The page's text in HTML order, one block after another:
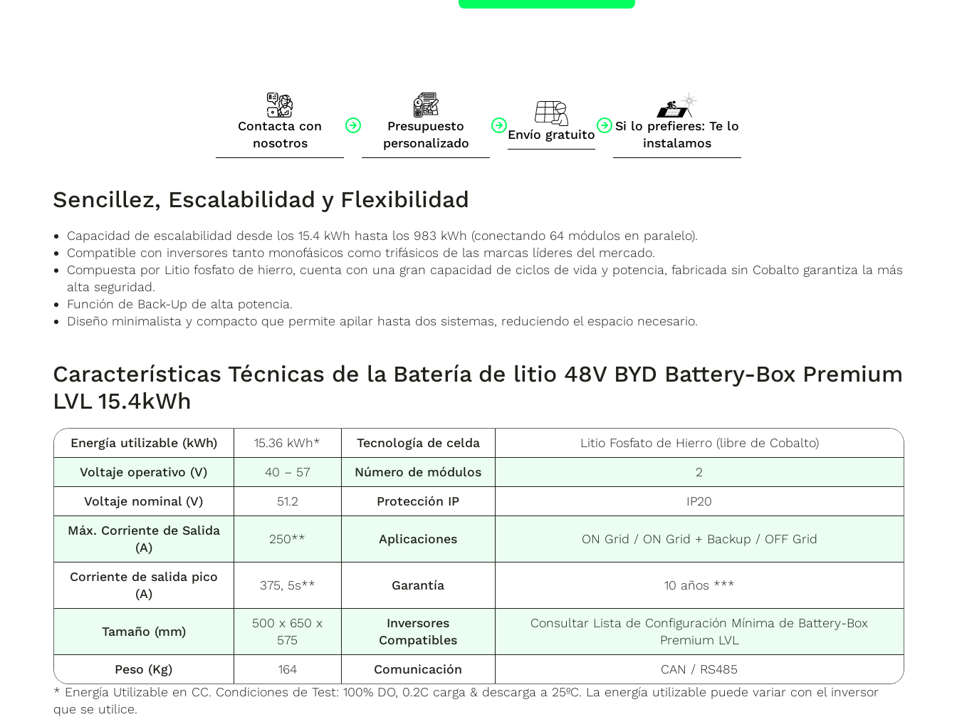
Contacta con
nosotros
Presupuesto
personalizado
Envío gratuito
Si lo prefieres: Te lo
instalamos
Sencillez, Escalabilidad y Flexibilidad
Capacidad de escalabilidad desde los 15.4 kWh hasta los 983 kWh (conectando 64 módulos en paralelo).
Compatible con inversores tanto monofásicos como trifásicos de las marcas líderes del mercado.
Compuesta por Litio fosfato de hierro, cuenta con una gran capacidad de ciclos de vida y potencia, fabricada sin Cobalto garantiza la más
alta seguridad.
Función de Back-Up de alta potencia.
Diseño minimalista y compacto que permite apilar hasta dos sistemas, reduciendo el espacio necesario.
Características Técnicas de la Batería de litio 48V BYD Battery-Box Premium
LVL 15.4kWh
Energía utilizable (kWh) 15.36 kWh* Tecnología de celda
Litio Fosfato de Hierro (libre de Cobalto)
Voltaje operativo (V)
40 – 57 Número de módulos
2
Voltaje nominal (V)
51.2 Protección IP
IP20
Máx. Corriente de Salida
(A)
250** Aplicaciones ON Grid / ON Grid + Backup / OFF Grid
Corriente de salida pico
(A)
375, 5s** Garantía 10 años ***
Tamaño (mm)
500 x 650 x
575
Inversores
Compatibles
Consultar Lista de Configuración Mínima de Battery-Box
Premium LVL
Peso (Kg)
164 Comunicación
CAN / RS485
* Energía Utilizable en CC. Condiciones de Test: 100% DO, 0.2C carga & descarga a 25ºC. La energía utilizable puede variar con el inversor
que se utilice.